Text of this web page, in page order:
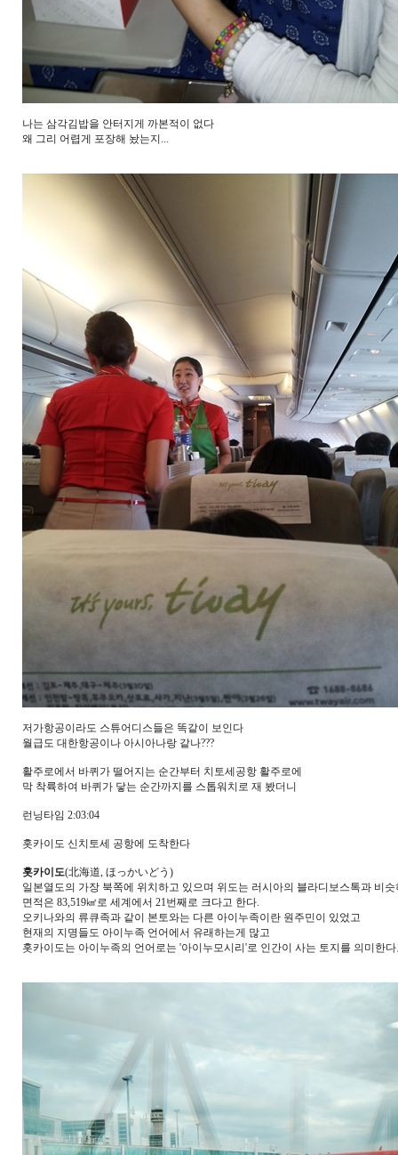
나는 삼각김밥을 안터지게 까본적이 없다
왜 그리 어렵게 포장해 놨는지...
저가항공이라도 스튜어디스들은 똑같이 보인다
월급도 대한항공이나 아시아나랑 같나???
활주로에서 바퀴가 떨어지는 순간부터 치토세공항 활주로에
막 착륙하여 바퀴가 닿는 순간까지를 스톱워치로 재 봤더니
런닝타임 2:03:04
홋카이도 신치토세 공항에 도착한다
홋카이도(北海道, ほっかいどう)
일본열도의 가장 북쪽에 위치하고 있으며 위도는 러시아의 블라디보스톡과 비슷
면적은 83,519㎢로 세계에서 21번째로 크다고 한다.
오키나와의 류큐족과 같이 본토와는 다른 아이누족이란 원주민이 있었고
현재의 지명들도 아이누족 언어에서 유래하는게 많고
홋카이도는 아이누족의 언어로는 '아이누모시리'로 인간이 사는 토지를 의미한